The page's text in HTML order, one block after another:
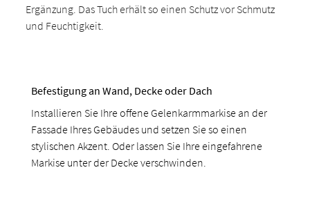
Ergänzung. Das Tuch erhält so einen Schutz vor Schmutz
und Feuchtigkeit.
Befestigung an Wand, Decke oder Dach
Installieren Sie Ihre offene Gelenkarmmarkise an der
Fassade Ihres Gebäudes und setzen Sie so einen
stylischen Akzent. Oder lassen Sie Ihre eingefahrene
Markise unter der Decke verschwinden.